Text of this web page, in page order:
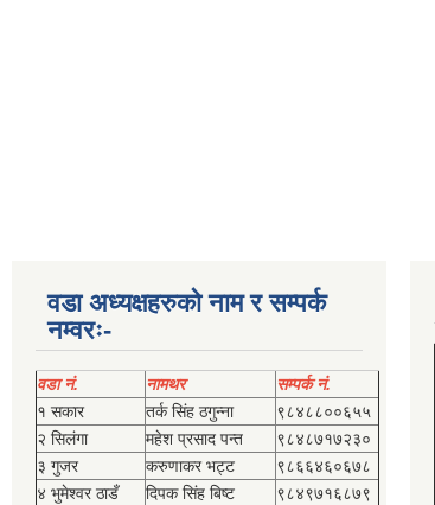
वडा अध्यक्षहरुको नाम र सम्पर्क
नम्वरः-
वडा नं. नामथर
सम्पर्क नं.
१ सकार
तर्क सिंह ठगुन्‍ना
९८४८८००६५५
२ सिलंगा
महेश प्रसाद पन्त
९८४८७१७२३०
३ गुजर
करुणाकर भट्ट
९८६६४६०६७८
४ भुमेश्‍वर ठाडँ
दिपक सिंह बिष्‍ट
९८४९७१६८७९